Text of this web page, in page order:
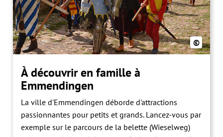
©
À découvrir en famille à
Emmendingen
La ville d'Emmendingen déborde d'attractions
passionnantes pour petits et grands. Lancez-vous par
exemple sur le parcours de la belette (Wieselweg)